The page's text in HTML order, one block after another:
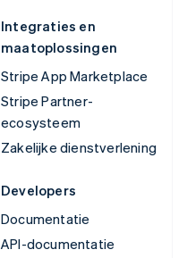
Integraties en
maatoplossingen
Stripe App Marketplace
Stripe Partner-
ecosysteem
Zakelijke dienstverlening
Developers
Documentatie
API-documentatie